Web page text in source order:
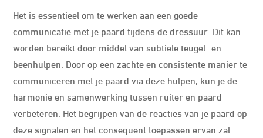
Het is essentieel om te werken aan een goede
communicatie met je paard tijdens de dressuur. Dit kan
worden bereikt door middel van subtiele teugel- en
beenhulpen. Door op een zachte en consistente manier te
communiceren met je paard via deze hulpen, kun je de
harmonie en samenwerking tussen ruiter en paard
verbeteren. Het begrijpen van de reacties van je paard op
deze signalen en het consequent toepassen ervan zal